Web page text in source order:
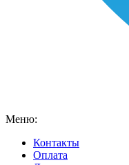
Меню:
Контакты
Оплата